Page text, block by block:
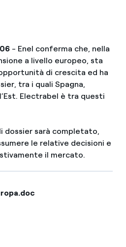
- Enel conferma che, nella
a livello europeo, sta
di crescita ed ha
tra i quali Spagna,
Electrabel è tra questi
dossier sarà completato,
le relative decisioni e
il mercato.